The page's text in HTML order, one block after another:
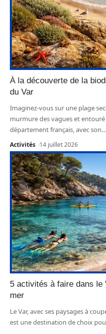
À la découverte de la
du Var
Imaginez-vous sur une plage
murmure des vagues et
département français, avec son…
Activités 14 juillet 2026
5 activités à faire dans le
mer
Le Var, avec ses paysages à
est une destination de choix